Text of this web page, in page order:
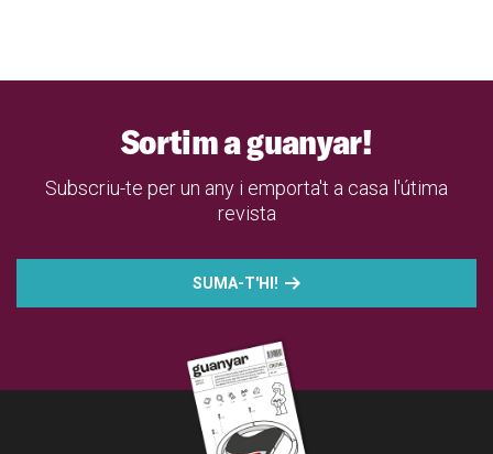
Sortim a guanyar!
Subscriu-te per un any i emporta't a casa l'útima
revista
SUMA-T'HI!